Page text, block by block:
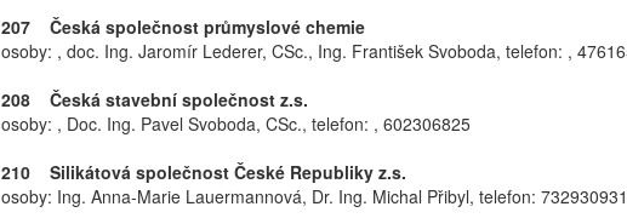
207 Česká společnost průmyslové chemie
osoby: , doc. Ing. Jaromír Lederer, CSc., Ing. František Svoboda, telefon: ,
208 Česká stavební společnost z.s.
osoby: , Doc. Ing. Pavel Svoboda, CSc., telefon: , 602306825
210 Silikátová společnost České Republiky z.s.
osoby: Ing. Anna-Marie Lauermannová, Dr. Ing. Michal Přibyl, telefon: